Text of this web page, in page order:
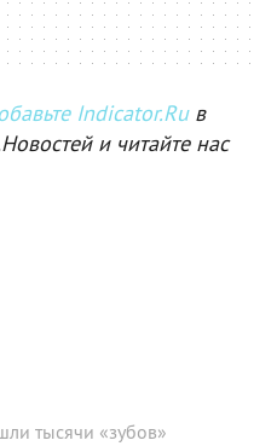
Indicator.Ruв
и читайте нас
тысячи «зубов»